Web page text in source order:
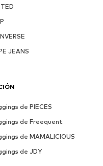
JEANS
de PIECES
de Freequent
de MAMALICIOUS
de JDY